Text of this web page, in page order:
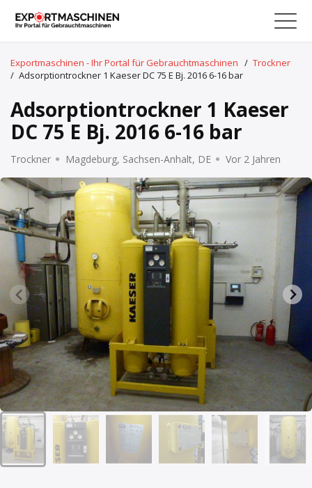
Exportmaschinen - Ihr Portal für Gebrauchtmaschinen / Trockner
/ Adsorptiontrockner 1 Kaeser DC 75 E Bj. 2016 6-16 bar
Adsorptiontrockner 1 Kaeser
DC 75 E Bj. 2016 6-16 bar
Trockner Magdeburg, Sachsen-Anhalt, DE Vor 2 Jahren